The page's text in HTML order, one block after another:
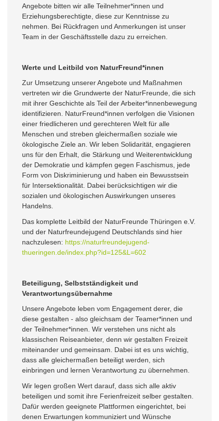
Angebote bitten wir alle Teilnehmer*innen und
Erziehungsberechtigte, diese zur Kenntnisse zu
nehmen. Bei Rückfragen und Anmerkungen ist unser
Team in der Geschäftsstelle dazu zu erreichen.
Werte und Leitbild von NaturFreund*innen
Zur Umsetzung unserer Angebote und Maßnahmen
vertreten wir die Grundwerte der NaturFreunde, die sich
mit ihrer Geschichte als Teil der Arbeiter*innenbewegung
identifizieren. NaturFreund*innen verfolgen die Visionen
einer friedlicheren und gerechteren Welt für alle
Menschen und streben gleichermaßen soziale wie
ökologische Ziele an. Wir leben Solidarität, engagieren
uns für den Erhalt, die Stärkung und Weiterentwicklung
der Demokratie und kämpfen gegen Faschismus, jede
Form von Diskriminierung und haben ein Bewusstsein
für Intersektionalität. Dabei berücksichtigen wir die
sozialen und ökologischen Auswirkungen unseres
Handelns.
Das komplette Leitbild der NaturFreunde Thüringen e.V.
und der Naturfreundejugend Deutschlands sind hier
nachzulesen: https://naturfreundejugend-
thueringen.de/index.php?id=125&L=602
Beteiligung, Selbstständigkeit und
Verantwortungsübernahme
Unsere Angebote leben vom Engagement derer, die
diese gestalten - also gleichsam der Teamer*innen und
der Teilnehmer*innen. Wir verstehen uns nicht als
klassischen Reiseanbieter, denn wir gestalten Freizeit
miteinander und gemeinsam. Dabei ist es uns wichtig,
dass alle gleichermaßen beteiligt werden, sich
einbringen und lernen Verantwortung zu übernehmen.
Wir legen großen Wert darauf, dass sich alle aktiv
beteiligen und somit ihre Ferienfreizeit selber gestalten.
Dafür werden geeignete Plattformen eingerichtet, bei
denen Erwartungen kommuniziert und Wünsche